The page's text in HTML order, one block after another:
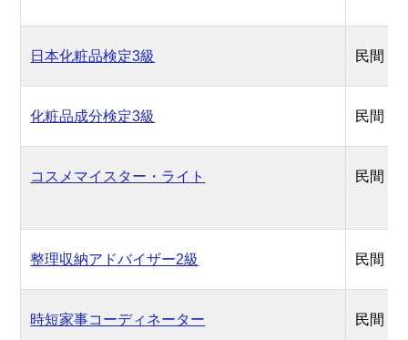
日本化粧品検定3級 民間
化粧品成分検定3級 民間
コスメマイスター・ライト 民間
整理収納アドバイザー2級 民間
時短家事コーディネーター 民間